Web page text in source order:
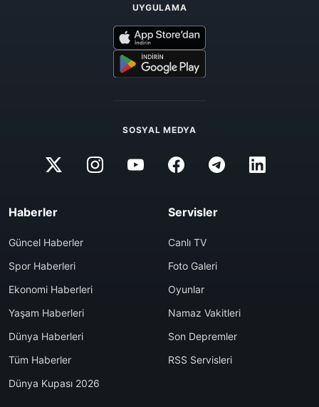
UYGULAMA
SOSYAL MEDYA
Haberler
Güncel Haberler
Spor Haberleri
Ekonomi Haberleri
Yaşam Haberleri
Dünya Haberleri
Tüm Haberler
Dünya Kupası 2026
Servisler
Canlı TV
Foto Galeri
Oyunlar
Namaz Vakitleri
Son Depremler
RSS Servisleri